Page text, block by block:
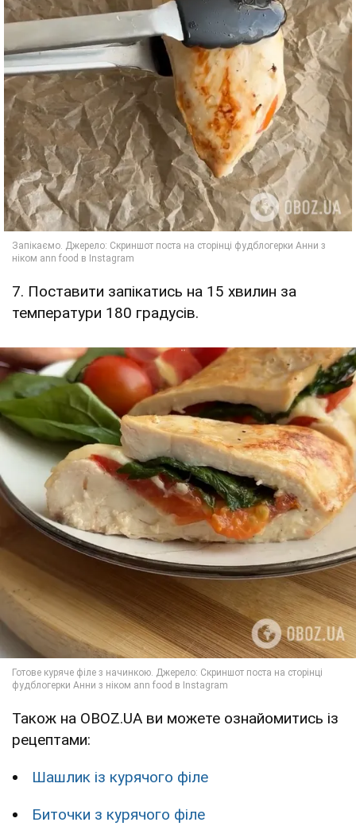
7. Поставити запікатись на 15 хвилин за
температури 180 градусів.
Також на OBOZ.UA ви можете ознайомитись із
рецептами:
Шашлик із курячого філе
Биточки з курячого філе